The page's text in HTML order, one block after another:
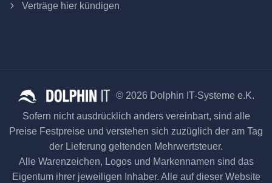
Verträge hier kündigen
© 2026 Dolphin IT-Systeme e.K.
Sofern nicht ausdrücklich anders vereinbart, sind alle
Preise Festpreise und verstehen sich zuzüglich der am Tag
der Lieferung geltenden Mehrwertsteuer.
Alle Warenzeichen, Logos und Markennamen sind das
Eigentum ihrer jeweiligen Inhaber. Alle auf dieser Website